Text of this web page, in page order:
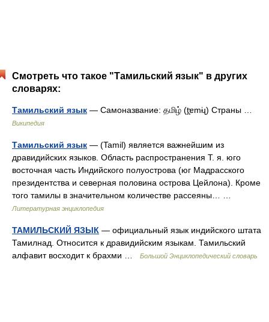
Смотреть что такое "Тамильский язык" в других
словарях:
Тамильский язык — Самоназвание: தமிழ் (t̪ɐmɨɻ) Страны …
Википедия
Тамильский язык — (Tamil) является важнейшим из
дравидийских языков. Область распространения Т. я. юго
восточная часть Индийского полуострова (юг Мадрасского
президентства и северная половина острова Цейлона). Кроме
того тамилы в значительном количестве рассеяны… …
Литературная энциклопедия
ТАМИЛЬСКИЙ ЯЗЫК — официальный язык индийского штата
Тамилнад. Относится к дравидийским языкам. Тамильский
алфавит восходит к брахми …
Большой Энциклопедический словарь